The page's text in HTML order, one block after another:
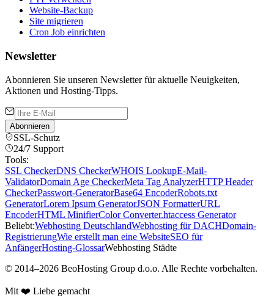
Website-Backup
Site migrieren
Cron Job einrichten
Newsletter
Abonnieren Sie unseren Newsletter für aktuelle Neuigkeiten,
Aktionen und Hosting-Tipps.
Abonnieren
SSL-Schutz
24/7 Support
Tools:
SSL CheckerDNS CheckerWHOIS LookupE-Mail-
ValidatorDomain Age CheckerMeta Tag AnalyzerHTTP Header
CheckerPasswort-GeneratorBase64 EncoderRobots.txt
GeneratorLorem Ipsum GeneratorJSON FormatterURL
EncoderHTML MinifierColor Converter.htaccess Generator
Beliebt:Webhosting DeutschlandWebhosting für DACHDomain-
RegistrierungWie erstellt man eine WebsiteSEO für
AnfängerHosting-GlossarWebhosting Städte
© 2014–2026 BeoHosting Group d.o.o. Alle Rechte vorbehalten.
Mit ❤️ Liebe gemacht